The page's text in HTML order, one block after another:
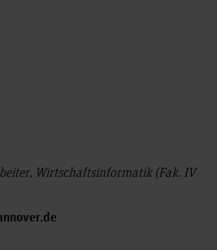
Wirtschaftsinformatik (Fak. IV